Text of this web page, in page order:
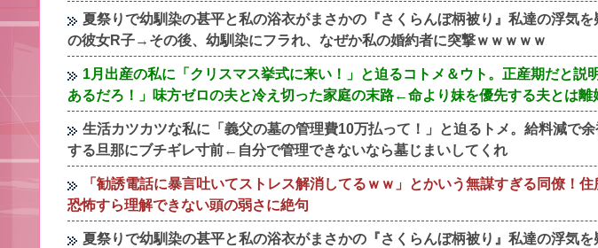
夏祭りで幼馴染の甚平と私の浴衣がまさかの『さくらんぼ柄被り』私達の浮気
の彼女R子→その後、幼馴染にフラれ、なぜか私の婚約者に突撃ｗｗｗｗｗ
1月出産の私に「クリスマス挙式に来い！」と迫るコトメ＆ウト。正産期だと説
あるだろ！」味方ゼロの夫と冷え切った家庭の末路←命より妹を優先する夫とは離
生活カツカツな私に「義父の墓の管理費10万払って！」と迫るトメ。給料減で
する旦那にブチギレ寸前←自分で管理できないなら墓じまいしてくれ
「勧誘電話に暴言吐いてストレス解消してるｗｗ」とかいう無謀すぎる同僚！
恐怖すら理解できない頭の弱さに絶句
夏祭りで幼馴染の甚平と私の浴衣がまさかの『さくらんぼ柄被り』私達の浮気